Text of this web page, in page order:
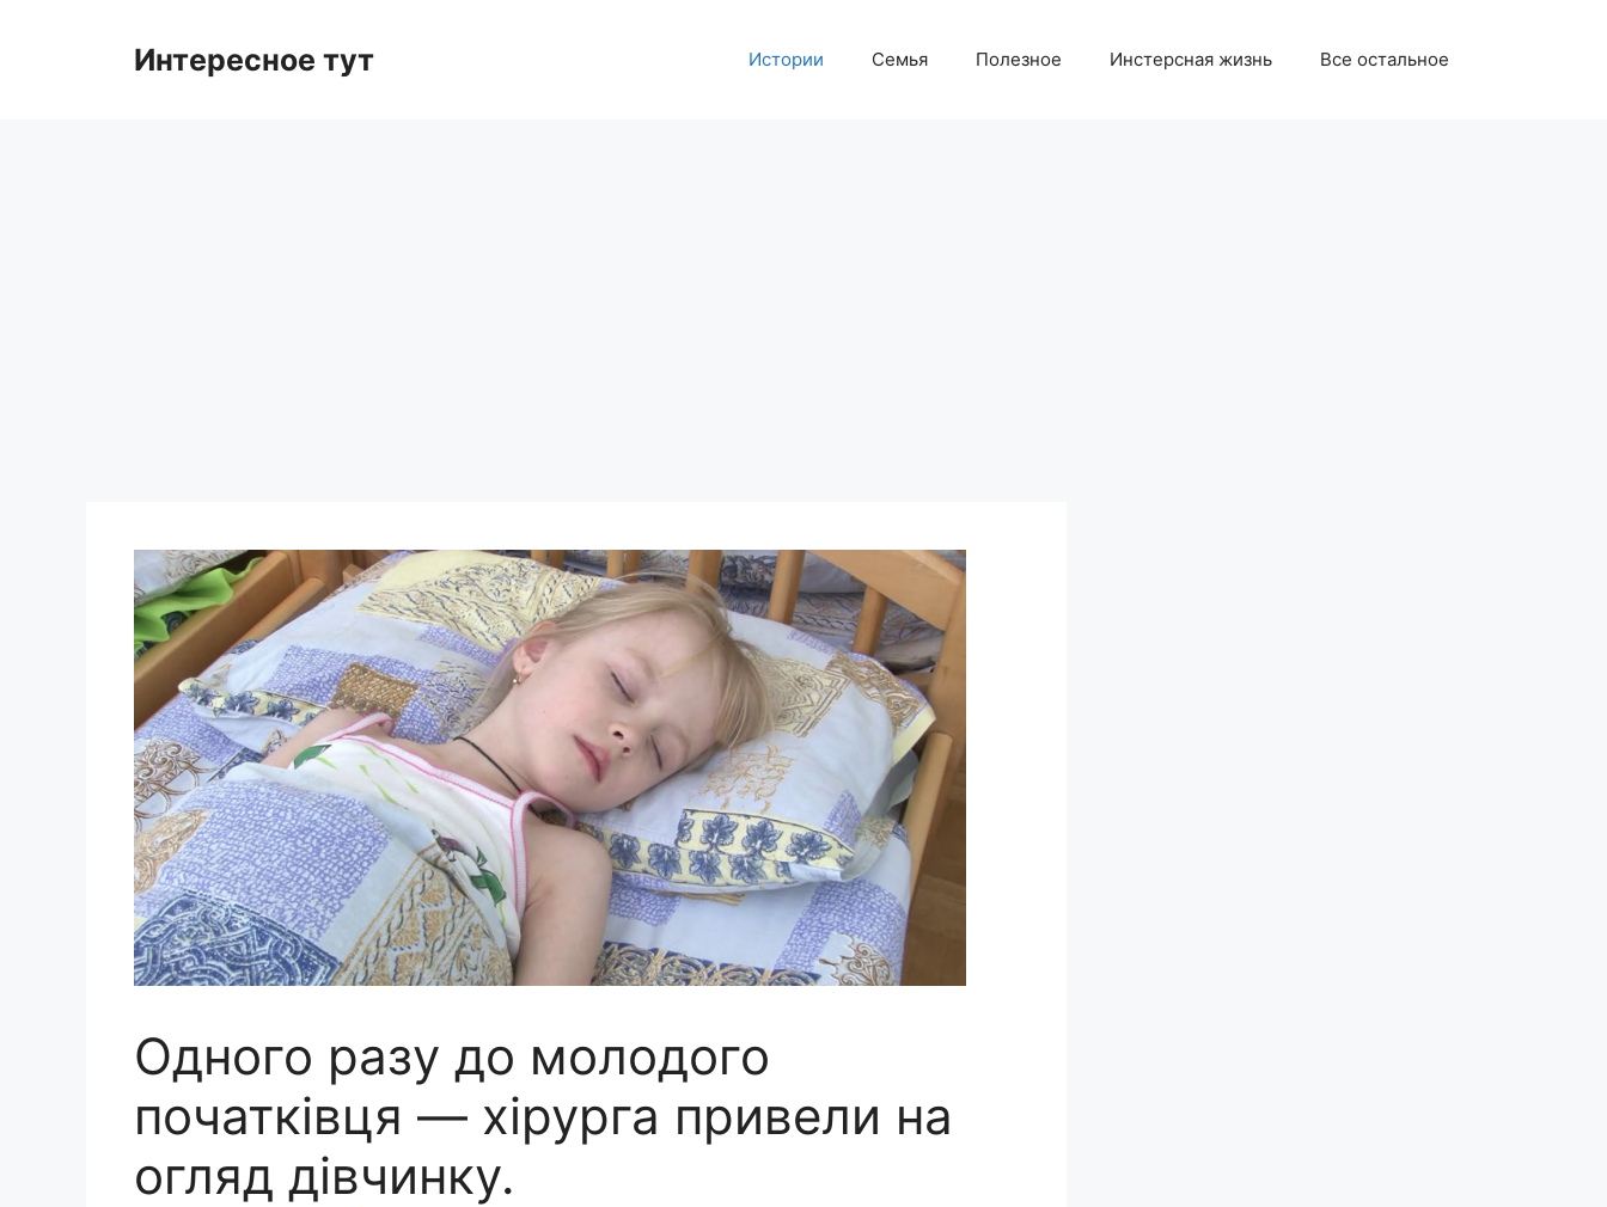
Интересное тут Истории Семья Полезное Инстерсная жизнь Все остальное
Одного разу до молодого
початківця — хірурга привели на
огляд дівчинку.